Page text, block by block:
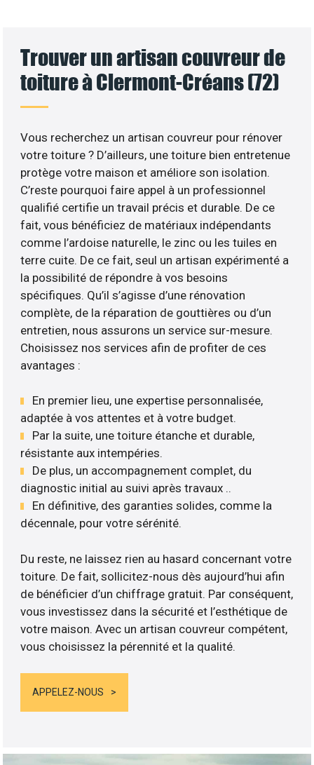
Trouver un artisan couvreur de
toiture à Clermont-Créans (72)
Vous recherchez un artisan couvreur pour rénover
votre toiture ? D’ailleurs, une toiture bien entretenue
protège votre maison et améliore son isolation.
C’reste pourquoi faire appel à un professionnel
qualifié certifie un travail précis et durable. De ce
fait, vous bénéficiez de matériaux indépendants
comme l’ardoise naturelle, le zinc ou les tuiles en
terre cuite. De ce fait, seul un artisan expérimenté a
la possibilité de répondre à vos besoins
spécifiques. Qu’il s’agisse d’une rénovation
complète, de la réparation de gouttières ou d’un
entretien, nous assurons un service sur-mesure.
Choisissez nos services afin de profiter de ces
avantages :
En premier lieu, une expertise personnalisée,
adaptée à vos attentes et à votre budget.
Par la suite, une toiture étanche et durable,
résistante aux intempéries.
De plus, un accompagnement complet, du
diagnostic initial au suivi après travaux ..
En définitive, des garanties solides, comme la
décennale, pour votre sérénité.
Du reste, ne laissez rien au hasard concernant votre
toiture. De fait, sollicitez-nous dès aujourd’hui afin
de bénéficier d’un chiffrage gratuit. Par conséquent,
vous investissez dans la sécurité et l’esthétique de
votre maison. Avec un artisan couvreur compétent,
vous choisissez la pérennité et la qualité.
APPELEZ-NOUS